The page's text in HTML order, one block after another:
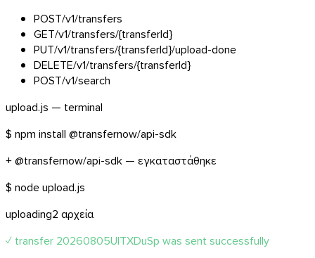
POST/v1/transfers
GET/v1/transfers/{transferId}
PUT/v1/transfers/{transferId}/upload-done
DELETE/v1/transfers/{transferId}
POST/v1/search
upload.js — terminal
$ npm install @transfernow/api-sdk
+ @transfernow/api-sdk — εγκαταστάθηκε
$ node upload.js
uploading2 αρχεία
✓ transfer 20260805UlTXDuSp was sent successfully